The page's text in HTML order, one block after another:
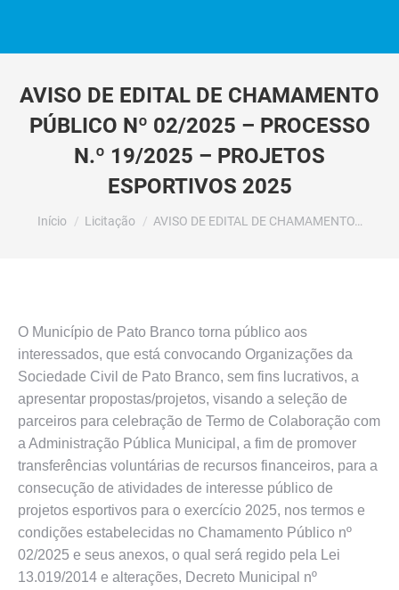
AVISO DE EDITAL DE CHAMAMENTO
PÚBLICO Nº 02/2025 – PROCESSO
N.º 19/2025 – PROJETOS
ESPORTIVOS 2025
Você está aqui:
Início Licitação AVISO DE EDITAL DE CHAMAMENTO…
O Município de Pato Branco torna público aos
interessados, que está convocando Organizações da
Sociedade Civil de Pato Branco, sem fins lucrativos, a
apresentar propostas/projetos, visando a seleção de
parceiros para celebração de Termo de Colaboração com
a Administração Pública Municipal, a fim de promover
transferências voluntárias de recursos financeiros, para a
consecução de atividades de interesse público de
projetos esportivos para o exercício 2025, nos termos e
condições estabelecidas no Chamamento Público nº
02/2025 e seus anexos, o qual será regido pela Lei
13.019/2014 e alterações, Decreto Municipal nº